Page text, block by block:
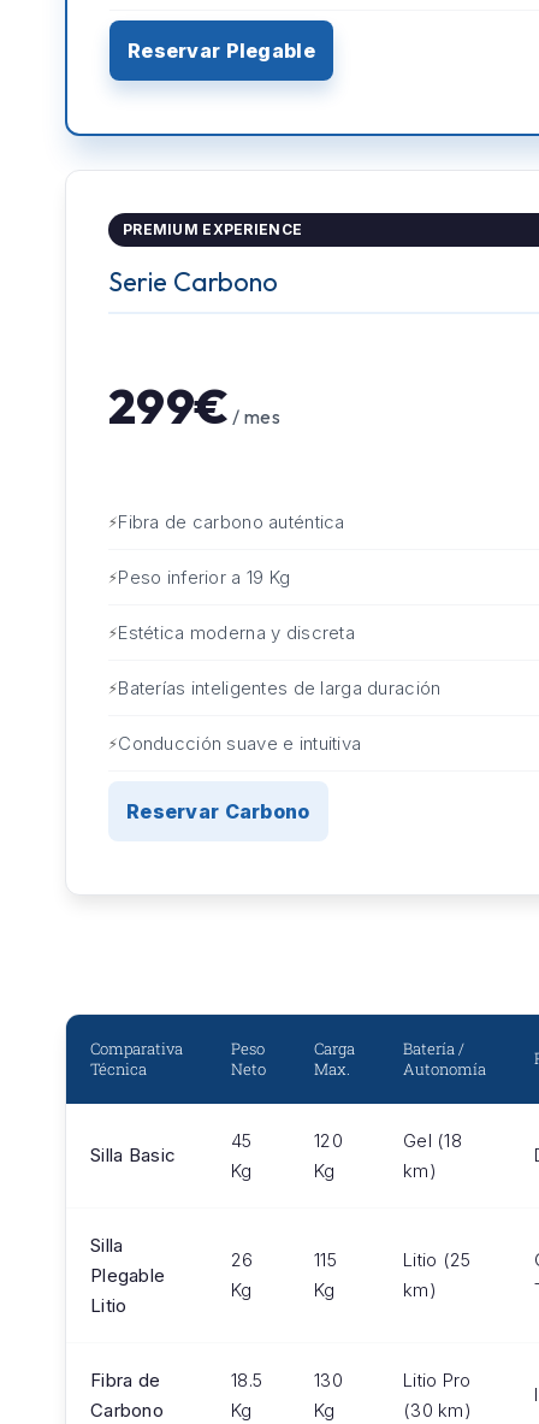
Reservar Plegable
PREMIUM EXPERIENCE
Serie Carbono
299€ / mes
Fibra de carbono auténtica
Peso inferior a 19 Kg
Estética moderna y discreta
Baterías inteligentes de larga duración
Conducción suave e intuitiva
Reservar Carbono
Comparativa
Técnica
Peso
Neto
Carga
Max.
Batería /
Autonomía
Silla Basic
45
Kg
120
Kg
Gel (18
km)
Silla
Plegable
Litio
26
Kg
115
Kg
Litio (25
km)
Fibra de
Carbono
18.5
Kg
130
Kg
Litio Pro
(30 km)